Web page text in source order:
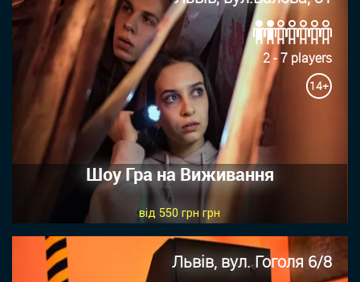
2 - 7 players
14+
Шоу Гра на Виживання
від 550 грн грн
Львів, вул. Гоголя 6/8